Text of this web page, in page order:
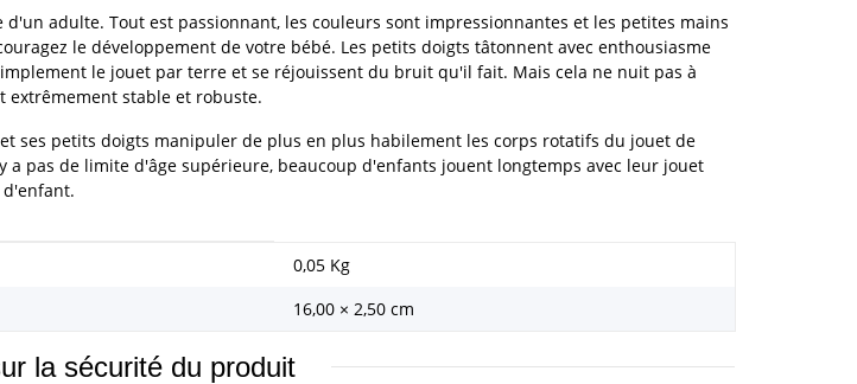
adulte. Tout est passionnant, les couleurs sont impressionnantes et les petites mains
le développement de votre bébé. Les petits doigts tâtonnent avec enthousiasme
le jouet par terre et se réjouissent du bruit qu'il fait. Mais cela ne nuit pas à
extrêmement stable et robuste.
ses petits doigts manipuler de plus en plus habilement les corps rotatifs du jouet de
pas de limite d'âge supérieure, beaucoup d'enfants jouent longtemps avec leur jouet
0,05 Kg
16,00 × 2,50 cm
la sécurité du produit